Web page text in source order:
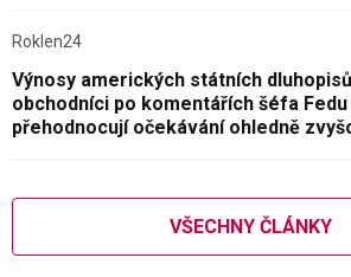
Roklen24
Výnosy amerických státních
obchodníci po komentářích šéfa
přehodnocují očekávání ohledně
VŠECHNY ČLÁNKY